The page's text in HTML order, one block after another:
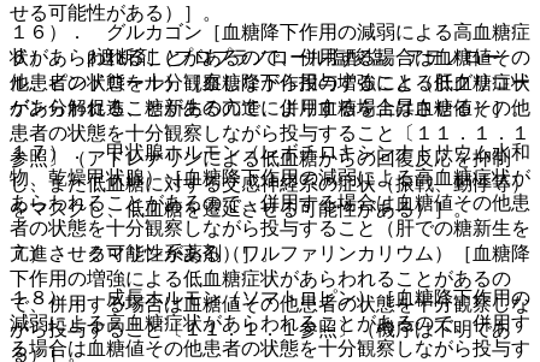
１６）． グルカゴン［血糖降下作用の減弱による高血糖症
状があらわれることがあるので、併用する場合は血糖値その
他患者の状態を十分観察しながら投与すること（肝グリコー
ゲン分解促進、糖新生の亢進により血糖を上昇させる）］。
１７）． 甲状腺ホルモン（レボチロキシンナトリウム水和
物、乾燥甲状腺）［血糖降下作用の減弱による高血糖症状が
あらわれることがあるので、併用する場合は血糖値その他患
者の状態を十分観察しながら投与すること（肝での糖新生を
亢進させる可能性がある）］。
１８）． 成長ホルモン（ソマトロピン）［血糖降下作用の
減弱による高血糖症状があらわれることがあるので、併用す
る場合は血糖値その他患者の状態を十分観察しながら投与す
せる可能性がある）］。
６）． β遮断剤（プロプラノロール塩酸塩、アテノロー
ル、ピンドロール）［血糖降下作用の増強による低血糖症状
があらわれることがあるので、併用する場合は血糖値その他
患者の状態を十分観察しながら投与すること〔１１．１．１
参照〕（アドレナリンによる低血糖からの回復反応を抑制
し、また低血糖に対する交感神経系の症状（振戦、動悸等）
をマスクし、低血糖を遷延させる可能性がある）］。
７）． クマリン系薬剤（ワルファリンカリウム）［血糖降
下作用の増強による低血糖症状があらわれることがあるの
で、併用する場合は血糖値その他患者の状態を十分観察しな
がら投与すること〔１１．１．１参照〕（機序は不明であ
る）］。